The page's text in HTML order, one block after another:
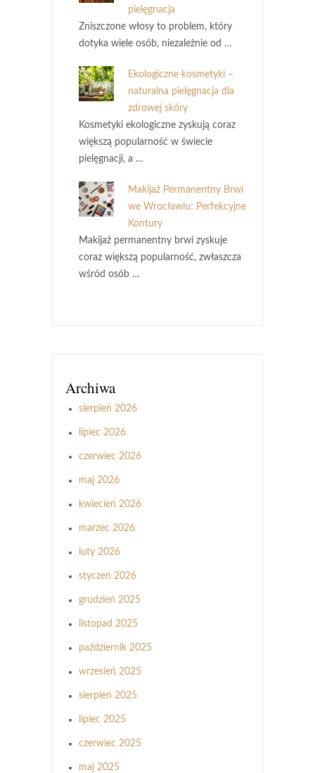
pielęgnacja
Zniszczone włosy to problem, który
dotyka wiele osób, niezależnie od …
Ekologiczne kosmetyki –
naturalna pielęgnacja dla
zdrowej skóry
Kosmetyki ekologiczne zyskują coraz
większą popularność w świecie
pielęgnacji, a …
Makijaż Permanentny Brwi
we Wrocławiu: Perfekcyjne
Kontury
Makijaż permanentny brwi zyskuje
coraz większą popularność, zwłaszcza
wśród osób …
Archiwa
sierpień 2026
lipiec 2026
czerwiec 2026
maj 2026
kwiecień 2026
marzec 2026
luty 2026
styczeń 2026
grudzień 2025
listopad 2025
październik 2025
wrzesień 2025
sierpień 2025
lipiec 2025
czerwiec 2025
maj 2025